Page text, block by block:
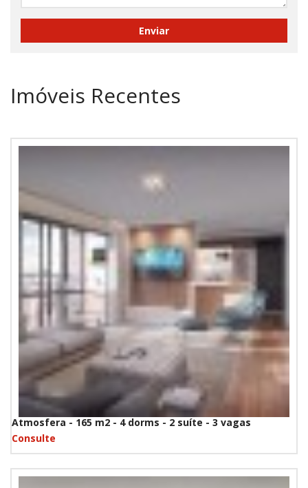
Imóveis Recentes
Atmosfera - 165 m2 - 4 dorms - 2 suíte - 3 vagas
Consulte